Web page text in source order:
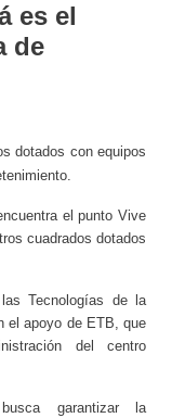
es el
de
dotados con equipos
el punto Vive
cuadrados dotados
Tecnologías de la
el apoyo de ETB, que
del centro
garantizar la